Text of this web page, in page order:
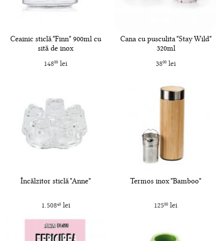
Ceainic sticlă "Finn" 900ml cu
sită de inox
14800 lei
Cana cu pusculita "Stay Wild"
320ml
3800lei
Încălzitor sticlă "Anne"
1.50840lei
Termos inox "Bamboo"
12500 lei